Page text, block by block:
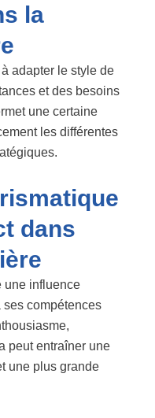
la
adapter le style de
et des besoins
une certaine
les différentes
dans
une influence
compétences
peut entraîner une
une plus grande